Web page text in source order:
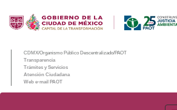
CDMX/Organismo Público Descentralizado/PAOT
Transparencia
Trámites y Servicios
Atención Ciudadana
Web e-mail PAOT